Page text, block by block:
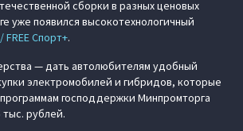
сборки в разных ценовых
уже появился высокотехнологичный
FREE Спорт+.
— дать автолюбителям удобный
электромобилей и гибридов, которые
господдержки Минпромторга
рублей.